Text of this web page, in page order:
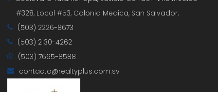
#328, Local #53, Colonia Medica, San Salvador.
(503) 2226-8673
(503) 2130-4262
(503) 7665-8588
contacto@realtyplus.com.sv